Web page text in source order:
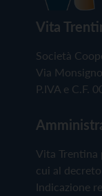
Vita
Società
Via
P.IVA e C.F.
Vita
cui al
Indicazione